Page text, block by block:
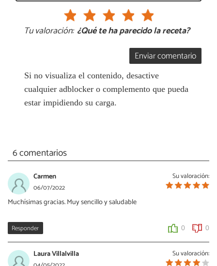
Tu valoración: ¿Qué te ha parecido la receta?
Enviar comentario
Si no visualiza el contenido, desactive
cualquier adblocker o complemento que pueda
estar impidiendo su carga.
6 comentarios
Su valoración:
Carmen
06/07/2022
Muchísimas gracias. Muy sencillo y saludable
Responder 0 0
Su valoración:
Laura Villalvilla